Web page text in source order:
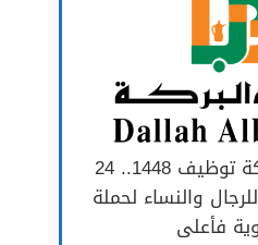
شركة دلة البركة توظيف 1448.. 24
والنساء لحملة
فأعلى